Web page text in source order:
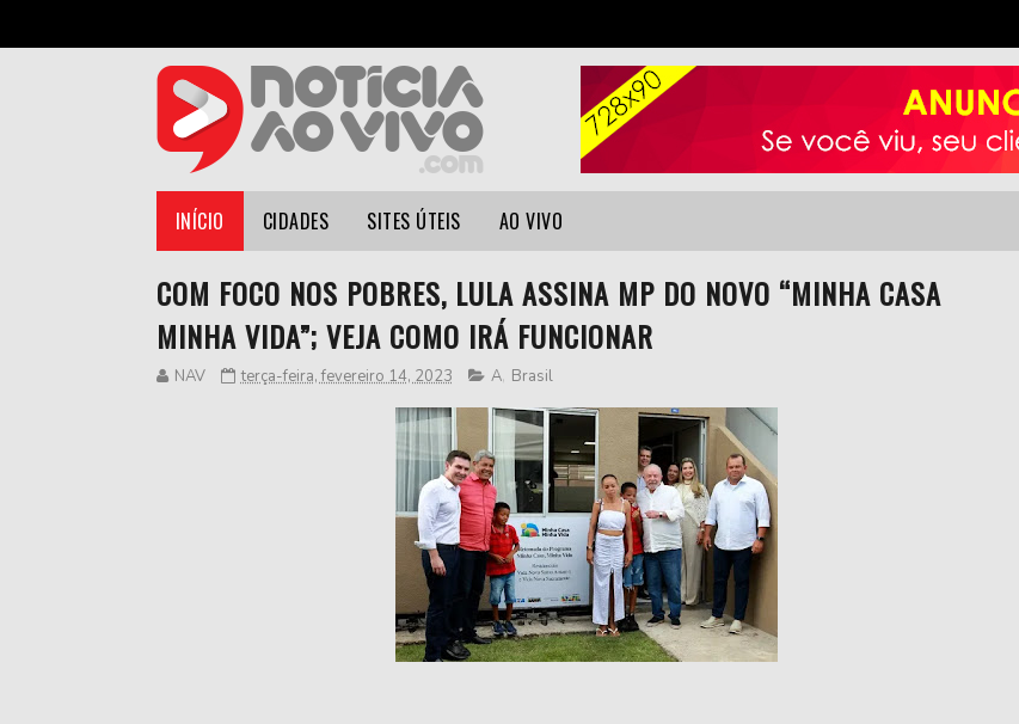
INÍCIO CIDADES SITES ÚTEIS AO VIVO
COM FOCO NOS POBRES, LULA ASSINA MP DO NOVO “MINHA CASA
MINHA VIDA”; VEJA COMO IRÁ FUNCIONAR
NAV terça-feira, fevereiro 14, 2023 A, Brasil